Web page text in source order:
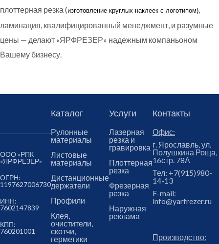
плоттерная резка (изготовление круглых наклеек с логотипом),
ламинация, квалифицированный менеджмент, и разумные
цены — делают «ЯРФРЕЗЕР» надежным компаньоном
Вашему бизнесу.
ООО «РПК
«ЯРФРЕЗЕР»
ОГРН:
1197627006730
ИНН:
7602147839
КПП:
760201001
Каталог
Рулонные
материалы
Листовые
материалы
Дистанционные
держатели
Профили
Клея,
очистители,
скотчи,
герметики
Услуги
Лазерная
резка и
гравировка
Плоттерная
резка
Фрезерная
резка
Наружная
реклама
Контакты
Офис:
г. Ярославль, ул.
Полушкина Роща,
16стр. 78А
Тел: +7(915)980-
14-13
E-mail:
info@yarfrezer.ru
Производство: